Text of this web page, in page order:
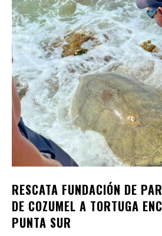
RESCATA FUNDACIÓN DE
DE COZUMEL A TORTUGA
PUNTA SUR